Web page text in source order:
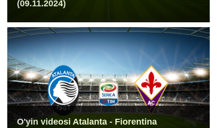
(09.11.2024)
O'yin videosi Atalanta - Fiorentina